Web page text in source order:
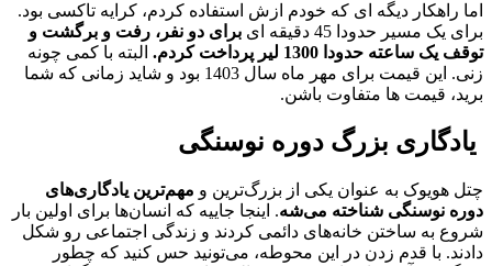
اما راهکار دیگه ای که خودم ازش استفاده کردم، کرایه تاکسی بود.
برای یک مسیر حدودا 45 دقیقه ای
برای دو نفر، رفت و برگشت و
توقف یک ساعته حدودا 1300 لیر پرداخت کردم.
البته با کمی چونه
زنی. این قیمت برای مهر ماه سال 1403 بود و شاید زمانی که شما
برید، قیمت ها متفاوت باشن.
یادگاری بزرگ دوره نوسنگی
چتل هویوک به عنوان یکی از بزرگ‌ترین و مهم‌ترین یادگاری‌های
دوره نوسنگی شناخته می‌شه. اینجا جاییه که انسان‌ها برای اولین بار
شروع به ساختن خانه‌های دائمی کردند و زندگی اجتماعی رو شکل
دادند. با قدم زدن در این محوطه، می‌تونید حس کنید که چطور